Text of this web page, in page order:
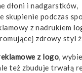
dłoni i nadgarstków,
skupienie podczas
z nadrukiem
zdrowy styl
z logo,
też zbuduje trwałą